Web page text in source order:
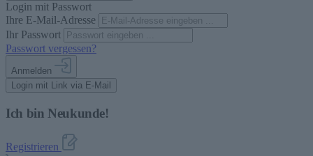
Login mit Passwort
Ihre E-Mail-Adresse
Ihr Passwort
Passwort vergessen?
Anmelden
Login mit Link via E-Mail
Ich bin Neukunde!
Registrieren